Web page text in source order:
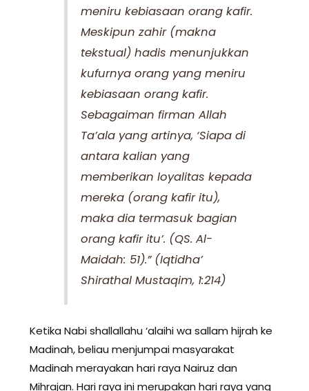
meniru kebiasaan orang kafir.
Meskipun zahir (makna
tekstual) hadis menunjukkan
kufurnya orang yang meniru
kebiasaan orang kafir.
Sebagaiman firman Allah
Ta’ala yang artinya, ‘Siapa di
antara kalian yang
memberikan loyalitas kepada
mereka (orang kafir itu),
maka dia termasuk bagian
orang kafir itu’. (QS. Al-
Maidah: 51).” (Iqtidha’
Shirathal Mustaqim, 1:214)
Ketika Nabi shallallahu ‘alaihi wa sallam hijrah ke
Madinah, beliau menjumpai masyarakat
Madinah merayakan hari raya Nairuz dan
Mihrajan. Hari raya ini merupakan hari raya yang